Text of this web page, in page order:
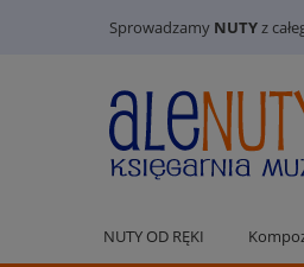
Sprowadzamy NUTYz
NUTY OD RĘKI